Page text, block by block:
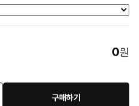
0원
구매하기